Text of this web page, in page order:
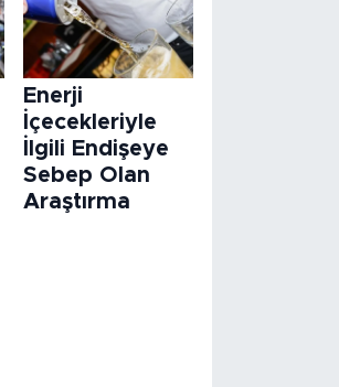
Enerji
İçecekleriyle
İlgili Endişeye
Sebep Olan
Araştırma